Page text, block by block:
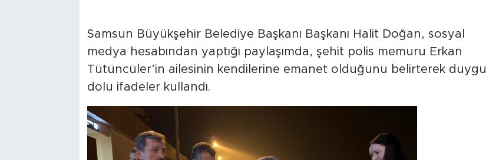
Samsun Büyükşehir Belediye Başkanı Başkanı Halit Doğan, sosyal
medya hesabından yaptığı paylaşımda, şehit polis memuru Erkan
Tütüncüler’in ailesinin kendilerine emanet olduğunu belirterek duygu
dolu ifadeler kullandı.